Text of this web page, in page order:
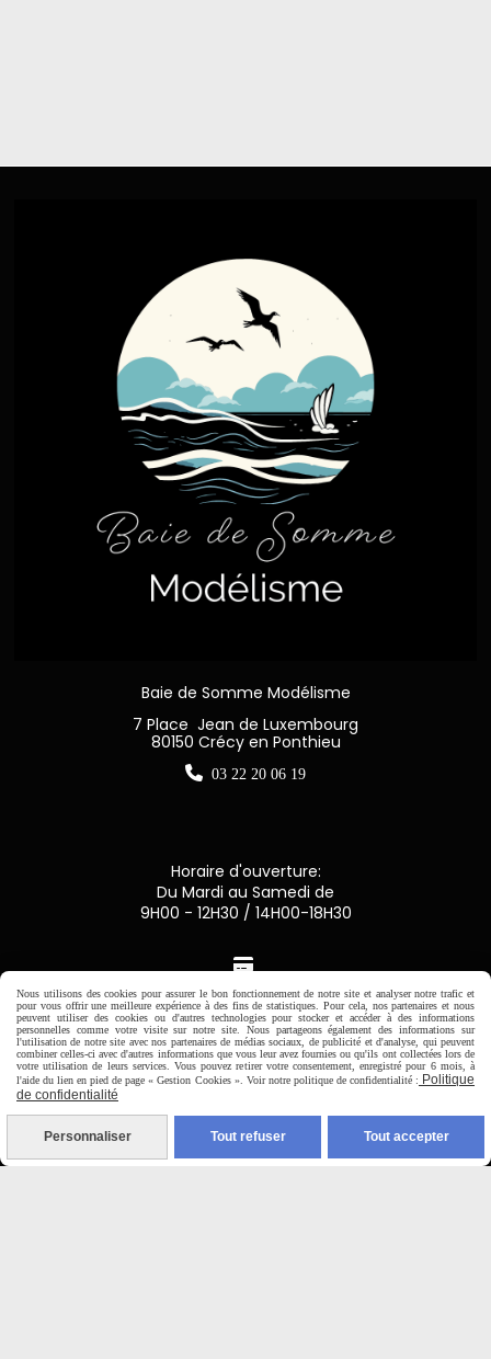
Baie de Somme Modélisme
7 Place Jean de Luxembourg
80150 Crécy en Ponthieu
 03 22 20 06 19
Horaire d'ouverture:
Du Mardi au Samedi de
9H00 - 12H30 / 14H00-18H30

Paiement sécurisé
CB Crédit Agricole
PAYPAL (4x sans frais)
Nous utilisons des cookies pour assurer le bon fonctionnement de notre site et analyser notre trafic et
pour vous offrir une meilleure expérience à des fins de statistiques. Pour cela, nos partenaires et nous
peuvent utiliser des cookies ou d'autres technologies pour stocker et accéder à des informations
personnelles comme votre visite sur notre site. Nous partageons également des informations sur
l'utilisation de notre site avec nos partenaires de médias sociaux, de publicité et d'analyse, qui peuvent
combiner celles-ci avec d'autres informations que vous leur avez fournies ou qu'ils ont collectées lors de
votre utilisation de leurs services. Vous pouvez retirer votre consentement, enregistré pour 6 mois, à
l'aide du lien en pied de page « Gestion Cookies ». Voir notre politique de confidentialité : Politique
de confidentialité
Personnaliser Tout refuser Tout accepter